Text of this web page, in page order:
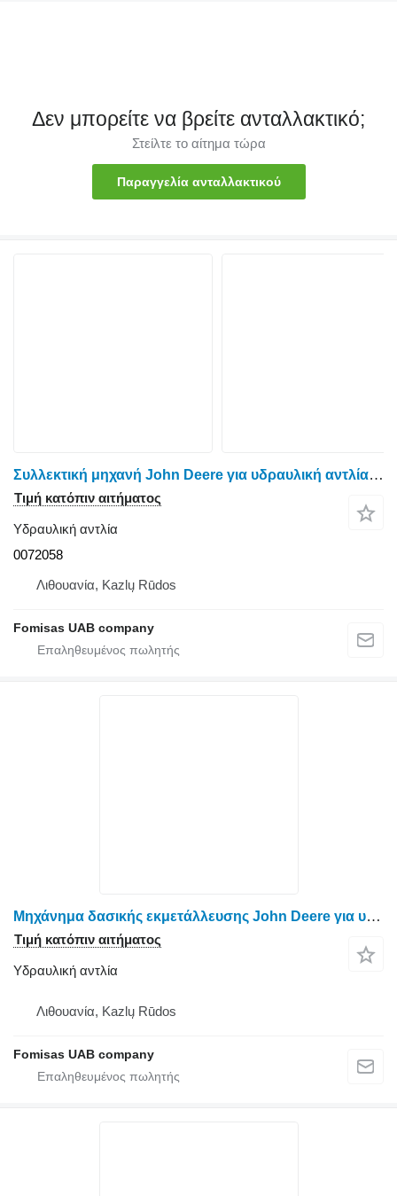
Δεν μπορείτε να βρείτε ανταλλακτικό;
Στείλτε το αίτημα τώρα
Παραγγελία ανταλλακτικού
Συλλεκτική μηχανή John Deere για υδραυλική αντλία Ponsse 0072058
Τιμή κατόπιν αιτήματος
Υδραυλική αντλία
0072058
Λιθουανία, Kazlų Rūdos
Fomisas UAB company
Μηχάνημα δασικής εκμετάλλευσης John Deere για υδραυλική αντλία Timberjack F064223
Τιμή κατόπιν αιτήματος
Υδραυλική αντλία
Λιθουανία, Kazlų Rūdos
Fomisas UAB company